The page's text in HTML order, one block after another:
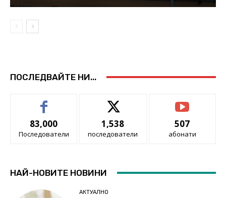
ПОСЛЕДВАЙТЕ НИ...
83,000
Последователи
1,538
последователи
507
абонати
НАЙ-НОВИТЕ НОВИНИ
АКТУАЛНО